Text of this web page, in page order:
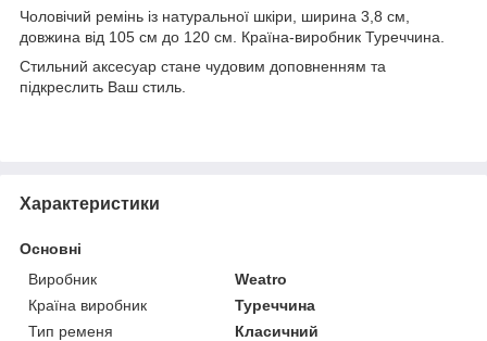
Чоловічий ремінь із натуральної шкіри, ширина 3,8 см,
довжина від 105 см до 120 см. Країна-виробник Туреччина.
Стильний аксесуар стане чудовим доповненням та
підкреслить Ваш стиль.
Характеристики
Основні
Виробник
Weatro
Країна виробник
Туреччина
Тип ременя
Класичний